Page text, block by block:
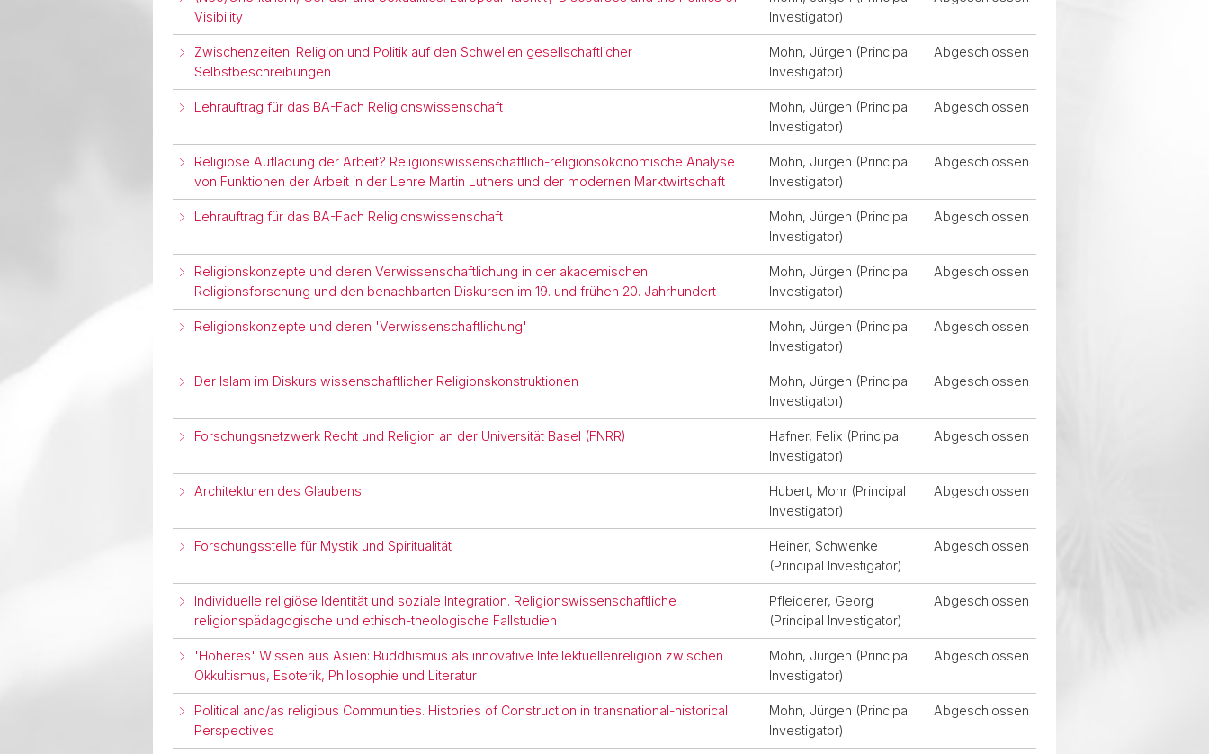
Visibility
Investigator)
Zwischenzeiten. Religion und Politik auf den Schwellen gesellschaftlicher
Selbstbeschreibungen
Mohn, Jürgen (Principal
Investigator)
Abgeschlossen
Lehrauftrag für das BA-Fach Religionswissenschaft
Mohn, Jürgen (Principal
Investigator)
Abgeschlossen
Religiöse Aufladung der Arbeit? Religionswissenschaftlich-religionsökonomische Analyse
von Funktionen der Arbeit in der Lehre Martin Luthers und der modernen Marktwirtschaft
Mohn, Jürgen (Principal
Investigator)
Abgeschlossen
Lehrauftrag für das BA-Fach Religionswissenschaft
Mohn, Jürgen (Principal
Investigator)
Abgeschlossen
Religionskonzepte und deren Verwissenschaftlichung in der akademischen
Religionsforschung und den benachbarten Diskursen im 19. und frühen 20. Jahrhundert
Mohn, Jürgen (Principal
Investigator)
Abgeschlossen
Religionskonzepte und deren 'Verwissenschaftlichung'
Mohn, Jürgen (Principal
Investigator)
Abgeschlossen
Der Islam im Diskurs wissenschaftlicher Religionskonstruktionen
Mohn, Jürgen (Principal
Investigator)
Abgeschlossen
Forschungsnetzwerk Recht und Religion an der Universität Basel (FNRR)
Hafner, Felix (Principal
Investigator)
Abgeschlossen
Architekturen des Glaubens
Hubert, Mohr (Principal
Investigator)
Abgeschlossen
Forschungsstelle für Mystik und Spiritualität
Heiner, Schwenke
(Principal Investigator)
Abgeschlossen
Individuelle religiöse Identität und soziale Integration. Religionswissenschaftliche
religionspädagogische und ethisch-theologische Fallstudien
Pfleiderer, Georg
(Principal Investigator)
Abgeschlossen
'Höheres' Wissen aus Asien: Buddhismus als innovative Intellektuellenreligion zwischen
Okkultismus, Esoterik, Philosophie und Literatur
Mohn, Jürgen (Principal
Investigator)
Abgeschlossen
Political and/as religious Communities. Histories of Construction in transnational-historical
Perspectives
Mohn, Jürgen (Principal
Investigator)
Abgeschlossen